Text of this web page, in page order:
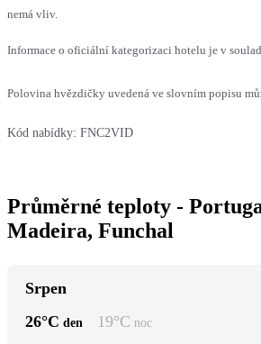
nemá vliv.
Informace o oficiální kategorizaci hotelu je v
Polovina hvězdičky uvedená ve slovním popisu
Kód nabídky: FNC2VID
Průměrné teploty -
Madeira, Funchal
Srpen
26°C den 19°C noc